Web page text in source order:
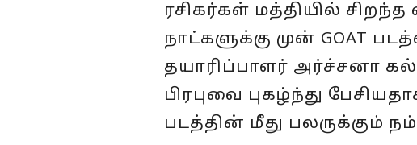
ரசிகர்கள் மத்தியில்
நாட்களுக்கு முன் GOAT
தயாரிப்பாளர் அர்ச்சனா
பிரபுவை புகழ்ந்து
படத்தின் மீது பலருக்கும்